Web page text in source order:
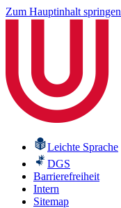
Zum Hauptinhalt springen
Leichte Sprache
DGS
Barrierefreiheit
Intern
Sitemap